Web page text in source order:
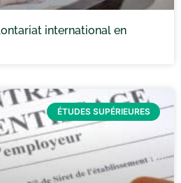
international en
ÉTUDES SUPÉRIEURES